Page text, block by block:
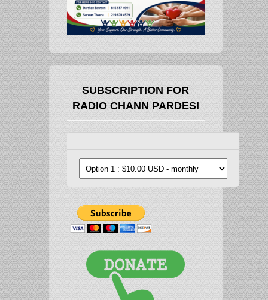
SUBSCRIPTION FOR
RADIO CHANN PARDESI